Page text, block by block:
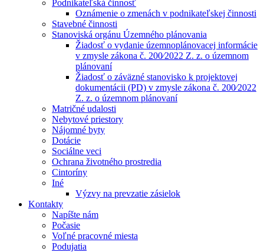
Podnikateľská činnosť
Oznámenie o zmenách v podnikateľskej činnosti
Stavebné činnosti
Stanoviská orgánu Územného plánovania
Žiadosť o vydanie územnoplánovacej informácie
v zmysle zákona č. 200⁄2022 Z. z. o územnom
plánovaní
Žiadosť o záväzné stanovisko k projektovej
dokumentácii (PD) v zmysle zákona č. 200⁄2022
Z. z. o územnom plánovaní
Matričné udalosti
Nebytové priestory
Nájomné byty
Dotácie
Sociálne veci
Ochrana životného prostredia
Cintoríny
Iné
Výzvy na prevzatie zásielok
Kontakty
Napíšte nám
Počasie
Voľné pracovné miesta
Podujatia